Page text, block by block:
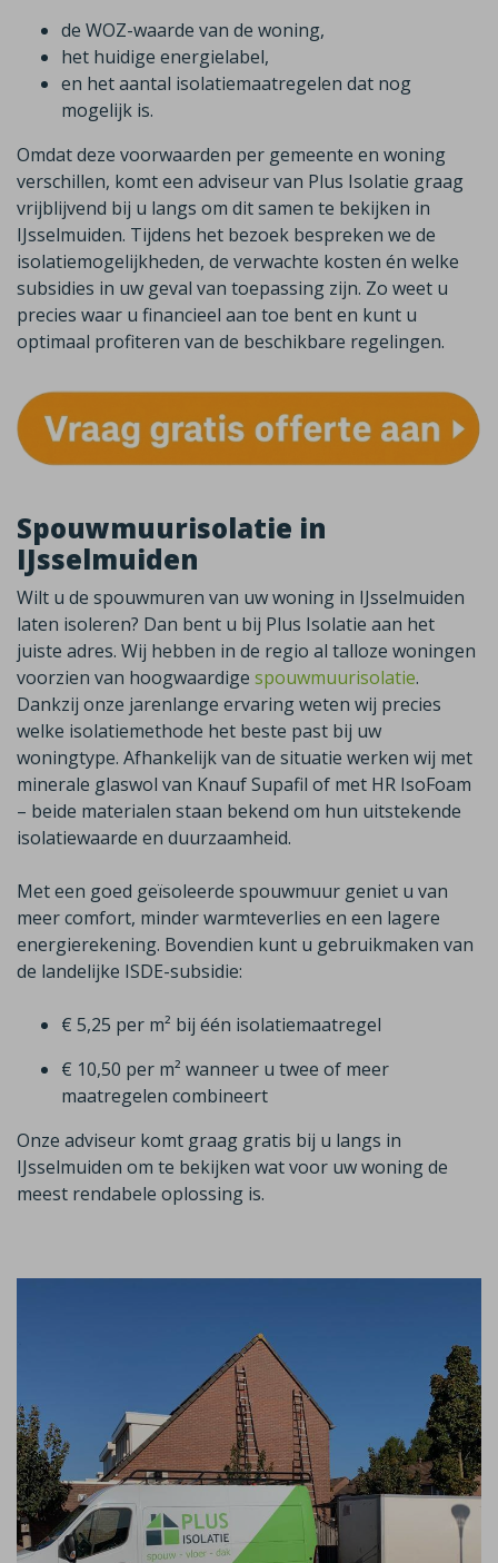
de WOZ-waarde van de woning,
het huidige energielabel,
en het aantal isolatiemaatregelen dat nog
mogelijk is.
Omdat deze voorwaarden per gemeente en woning
verschillen, komt een adviseur van Plus Isolatie graag
vrijblijvend bij u langs om dit samen te bekijken in
IJsselmuiden. Tijdens het bezoek bespreken we de
isolatiemogelijkheden, de verwachte kosten én welke
subsidies in uw geval van toepassing zijn. Zo weet u
precies waar u financieel aan toe bent en kunt u
optimaal profiteren van de beschikbare regelingen.
Spouwmuurisolatie in
IJsselmuiden
Wilt u de spouwmuren van uw woning in IJsselmuiden
laten isoleren? Dan bent u bij Plus Isolatie aan het
juiste adres. Wij hebben in de regio al talloze woningen
voorzien van hoogwaardige spouwmuurisolatie.
Dankzij onze jarenlange ervaring weten wij precies
welke isolatiemethode het beste past bij uw
woningtype. Afhankelijk van de situatie werken wij met
minerale glaswol van KnaufSupafil of met HR IsoFoam
– beide materialen staan bekend om hun uitstekende
isolatiewaarde en duurzaamheid.
Met een goed geïsoleerde spouwmuur geniet u van
meer comfort, minder warmteverlies en een lagere
energierekening. Bovendien kunt u gebruikmaken van
de landelijke ISDE-subsidie:
€ 5,25 per m² bij één isolatiemaatregel
€ 10,50 per m² wanneer u twee of meer
maatregelen combineert
Onze adviseur komt graag gratis bij u langs in
IJsselmuiden om te bekijken wat voor uw woning de
meest rendabele oplossing is.